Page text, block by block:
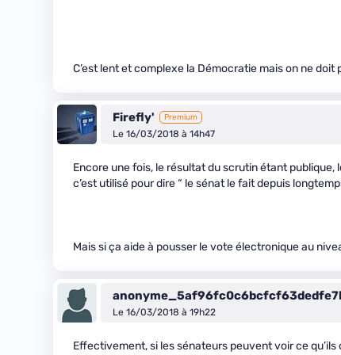
C’est lent et complexe la Démocratie mais on ne
Firefly' Premium
Le 16/03/2018 à 14h47
Encore une fois, le résultat du scrutin étant
c’est utilisé pour dire “ le sénat le fait depuis
Mais si ça aide à pousser le vote électronique au
Le 16/03/2018 à 19h22
Effectivement, si les sénateurs peuvent voir ce